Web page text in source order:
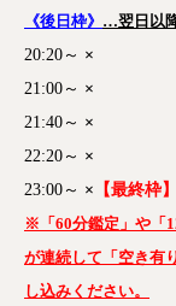
《後日枠》 …翌日以
20:20～ ×
21:00～ ×
21:40～ ×
22:20～ ×
23:00～ × 【最終枠】
※「60分鑑定」や「
が連続して「空き有
し込みください。